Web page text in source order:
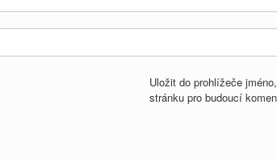
Uložit do prohlížeče
stránku pro budoucí